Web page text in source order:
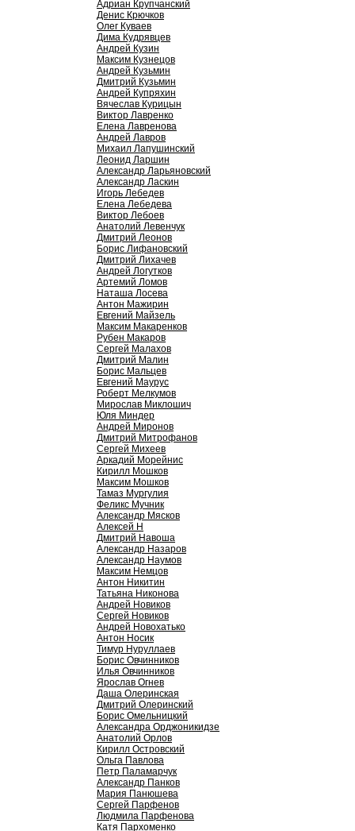
Адриан Крупчанский
Денис Крючков
Олег Куваев
Дима Кудрявцев
Андрей Кузин
Максим Кузнецов
Андрей Кузьмин
Дмитрий Кузьмин
Андрей Купряхин
Вячеслав Курицын
Виктор Лавренко
Елена Лавренова
Андрей Лавров
Михаил Лапушинский
Леонид Ларшин
Александр Ларьяновский
Александр Ласкин
Игорь Лебедев
Елена Лебедева
Виктор Лебоев
Анатолий Левенчук
Дмитрий Леонов
Борис Лифановский
Дмитрий Лихачев
Андрей Логутков
Артемий Ломов
Наташа Лосева
Антон Мажирин
Евгений Майзель
Максим Макаренков
Рубен Макаров
Сергей Малахов
Дмитрий Малин
Борис Мальцев
Евгений Маурус
Роберт Мелкумов
Мирослав Миклошич
Юля Миндер
Андрей Миронов
Дмитрий Митрофанов
Сергей Михеев
Аркадий Морейнис
Кирилл Мошков
Максим Мошков
Тамаз Мургулия
Феликс Мучник
Александр Мясков
Алексей Н
Дмитрий Навоша
Александр Назаров
Александр Наумов
Максим Немцов
Антон Никитин
Татьяна Никонова
Андрей Новиков
Сергей Новиков
Андрей Новохатько
Антон Носик
Тимур Нуруллаев
Борис Овчинников
Илья Овчинников
Ярослав Огнев
Даша Олеринская
Дмитрий Олеринский
Борис Омельницкий
Александра Орджоникидзе
Анатолий Орлов
Кирилл Островский
Ольга Павлова
Петр Паламарчук
Александр Панков
Мария Панюшева
Сергей Парфенов
Людмила Парфенова
Катя Пархоменко